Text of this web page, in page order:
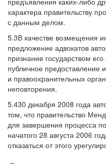
характера правительству
с данным делом.
5.3В качестве возмещения
предложение адвокатов
признание государством
публичное предоставление
и правоохранительных
неповторения.
5.430 декабря 2008 года
том, что правительство
для завершения процесса
начатого 28 августа 2006
отказаться от этого